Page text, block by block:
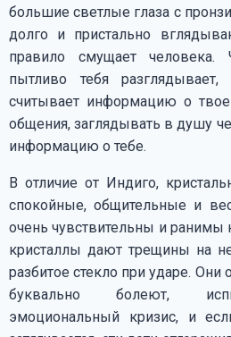
большие светлые глаза с
долго и пристально
правило смущает
пытливо тебя
считывает информацию о
общения, заглядывать в душу
информацию о тебе.
В отличие от Индиго,
спокойные, общительные и
очень чувствительны и ранимы
кристаллы дают трещины на
разбитое стекло при ударе. Они
буквально болеют,
эмоциональный кризис, и